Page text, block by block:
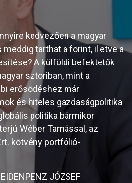
kedvezően a magyar
meddig tarthat a forint, illetve a
A külföldi befektetők
sztoriban, mint a
erősödéshez már
és hiteles gazdaságpolitika
politika bármikor
Wéber Tamással, az
kötvény portfólió-
EIDENPENZ JÓZSEF